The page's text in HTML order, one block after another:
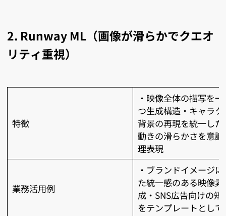
2. Runway ML（画像が滑らかでクエオ
リティ重視）
特徴
・映像全体の描写を
つ生成構造・キャラ
背景の再現を統一し
動きの滑らかさを意識
理表現
業務活用例
・ブランドイメージ
た統一感のある映像
成・SNS広告向けの短
をテンプレートとして